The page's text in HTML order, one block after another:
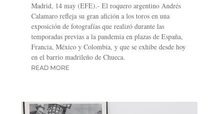
Madrid, 14 may (EFE).- El roquero argentino Andrés
Calamaro refleja su gran afición a los toros en una
exposición de fotografías que realizó durante las
temporadas previas a la pandemia en plazas de España,
Francia, México y Colombia, y que se exhibe desde hoy
en el barrio madrileño de Chueca.
READ MORE